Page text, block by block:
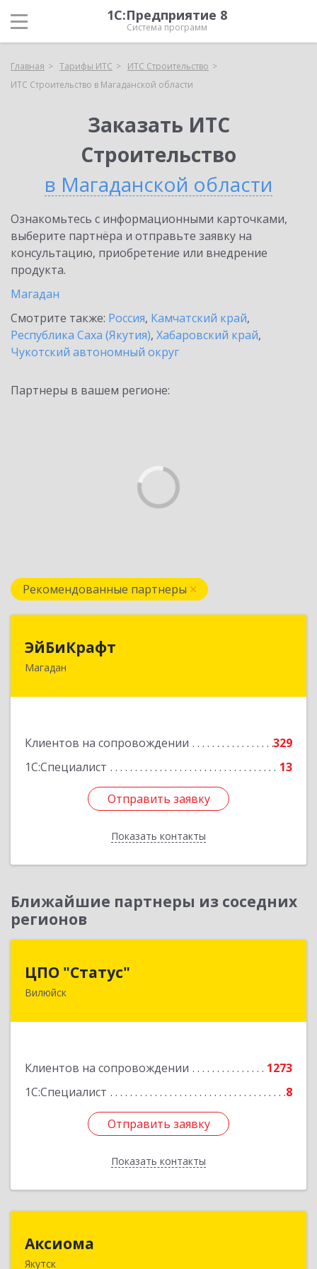
1С:Предприятие 8
Система программ
Главная Тарифы ИТС
ИТС Строительство
ИТС Строительство в Магаданской области
Заказать ИТС
Строительство
в Магаданской области
Ознакомьтесь с информационными карточками,
выберите партнёра и отправьте заявку на
консультацию, приобретение или внедрение
продукта.
Магадан
Смотрите также: Россия, Камчатский край,
Республика Саха (Якутия), Хабаровский край,
Чукотский автономный округ
Партнеры в вашем регионе:
Рекомендованные партнеры
ЭйБиКрафт
Магадан
Клиентов на сопровождении
329
1С:Специалист
13
Отправить заявку
Показать контакты
685000, Магаданская обл, Магадан г, Полярная
Отправить заявку
Назад
Ближайшие партнеры из соседних
регионов
ЦПО "Статус"
Вилюйск
Клиентов на сопровождении
1273
1С:Специалист
8
Отправить заявку
Показать контакты
677000, Саха /Якутия/ Респ, Якутск г, Ленина пр-
Отправить заявку
Назад
Аксиома
Якутск